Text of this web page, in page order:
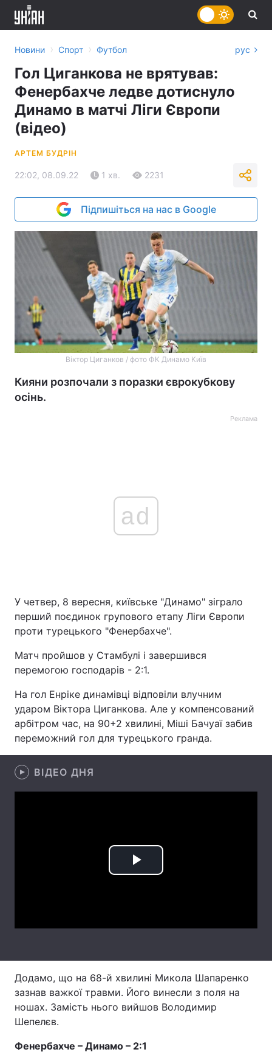
Війна
Україна Політика
Економіка Світ
Спорт
Техно і зв'язок Лайт
Зброя Інциденти
Здоров'я Туризм
Статті
Архів Вакансії
Послуги
Новини › Спорт › Футбол рус
Гол Циганкова не врятував:
Фенербахче ледве дотиснуло
Динамо в матчі Ліги Європи
(відео)
АРТЕМ БУДРІН
22:02, 08.09.22 1 хв. 2231
Підпишіться на нас в Google
Віктор Циганков / фото ФК Динамо Київ
Кияни розпочали з поразки єврокубкову
осінь.
Реклама
ad
У четвер, 8 вересня, київське "Динамо" зіграло
перший поєдинок групового етапу Ліги Європи
проти турецького "Фенербахче".
Матч пройшов у Стамбулі і завершився
перемогою господарів - 2:1.
На гол Енріке динамівці відповіли влучним
ударом Віктора Циганкова. Але у компенсований
арбітром час, на 90+2 хвилині, Міші Бачуаї забив
переможний гол для турецького гранда.
ВІДЕО ДНЯ
Play
Додамо, що на 68-й хвилині Микола Шапаренко
зазнав важкої травми. Його винесли з поля на
ношах. Замість нього вийшов Володимир
Шепелєв.
Фенербахче – Динамо – 2:1